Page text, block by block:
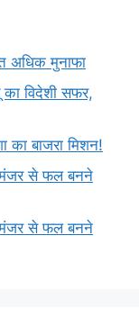
अधिक मुनाफा
विदेशी सफर,
का बाजरा मिशन!
से फल बनने
से फल बनने